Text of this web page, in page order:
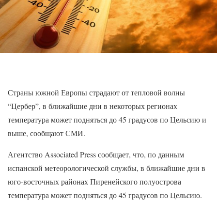
Страны южной Европы страдают от тепловой волны
“Цербер”, в ближайшие дни в некоторых регионах
температура может подняться до 45 градусов по Цельсию и
выше, сообщают СМИ.
Агентство Associated Press сообщает, что, по данным
испанской метеорологической службы, в ближайшие дни в
юго-восточных районах Пиренейского полуострова
температура может подняться до 45 градусов по Цельсию.